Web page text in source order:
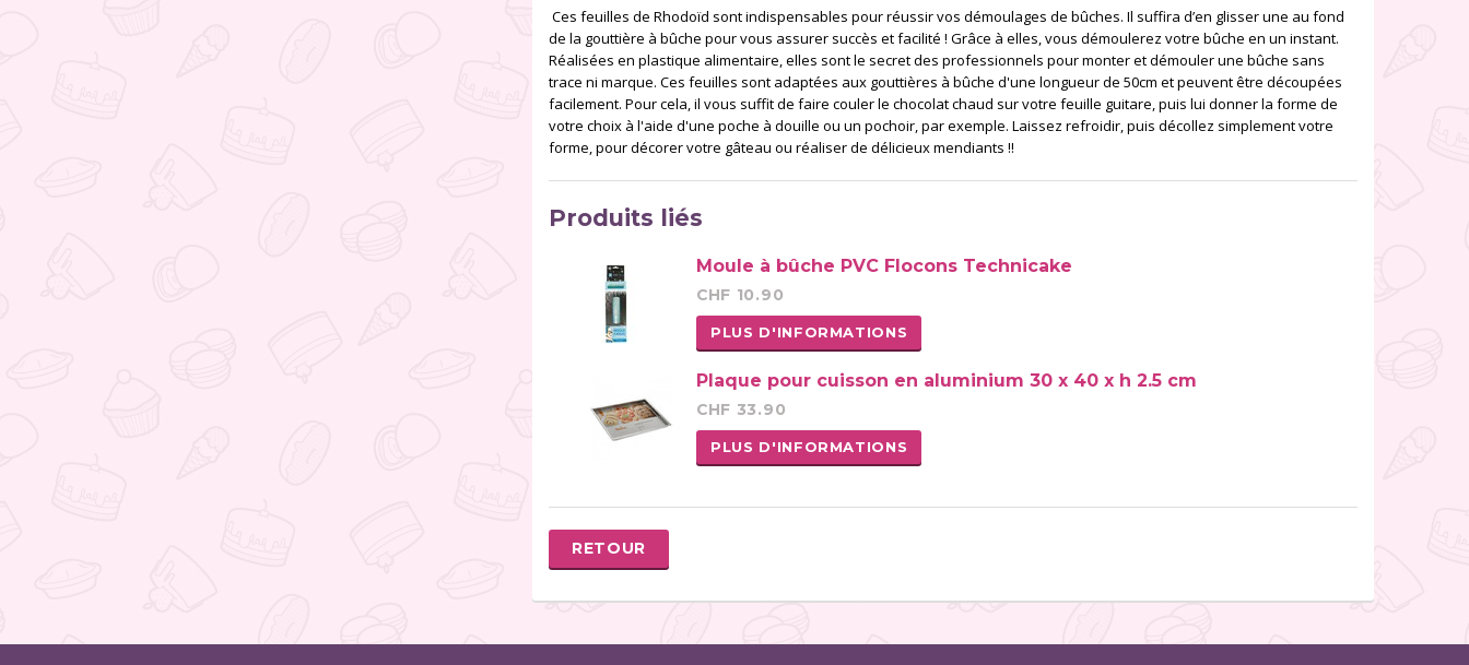
Ces feuilles de Rhodoïd sont indispensables pour réussir vos démoulages de bûches. Il suffira d’en glisser une au fond
de la gouttière à bûche pour vous assurer succès et facilité ! Grâce à elles, vous démoulerez votre bûche en un instant.
Réalisées en plastique alimentaire, elles sont le secret des professionnels pour monter et démouler une bûche sans
trace ni marque. Ces feuilles sont adaptées aux gouttières à bûche d'une longueur de 50cm et peuvent être découpées
facilement. Pour cela, il vous suffit de faire couler le chocolat chaud sur votre feuille guitare, puis lui donner la forme de
votre choix à l'aide d'une poche à douille ou un pochoir, par exemple. Laissez refroidir, puis décollez simplement votre
forme, pour décorer votre gâteau ou réaliser de délicieux mendiants !!
Produits liés
Moule à bûche PVC Flocons Technicake
CHF 10.90
PLUS D'INFORMATIONS
Plaque pour cuisson en aluminium 30 x 40 x h 2.5 cm
CHF 33.90
PLUS D'INFORMATIONS
RETOUR